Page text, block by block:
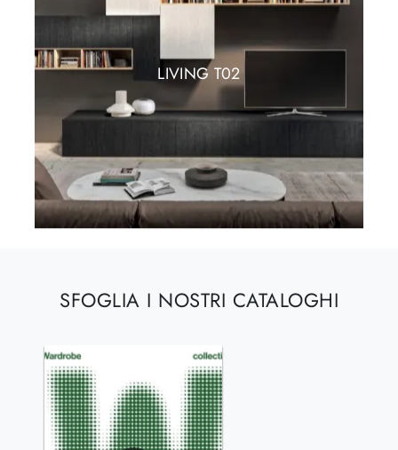
LIVING T02
SFOGLIA I NOSTRI CATALOGHI